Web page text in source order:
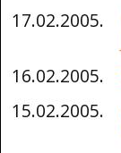
17.02.2005.
16.02.2005.
15.02.2005.